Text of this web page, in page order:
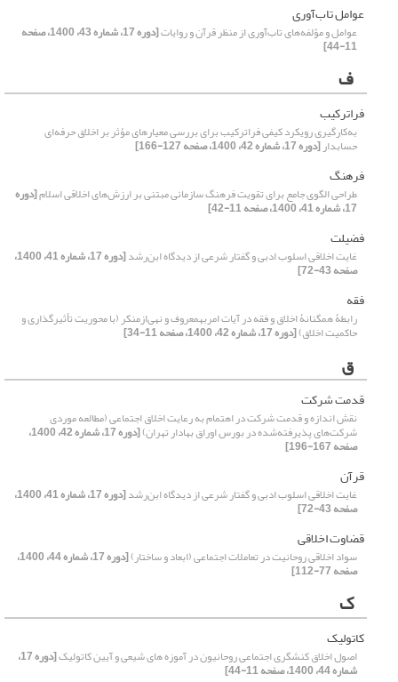
عوامل تاب‌آوری
عوامل و مؤلفه‌های تاب‌آوری از منظر قرآن و روایات [دوره 17، شماره 43، 1400، صفحه
11-44]
ف
فراترکیب
به‌کارگیری رویکرد کیفی فراترکیب برای بررسی معیارهای مؤثر بر اخلاق حرفه‌ای
حسابدار[دوره 17، شماره 42، 1400، صفحه 127-166]
فرهنگ
طراحی الگوی جامع برای تقویت فرهنگ ‌سازمانی مبتنی بر ارزش‌های اخلاقی اسلام[دوره
17، شماره 41، 1400، صفحه 11-42]
فضیلت
غایت اخلاقی اسلوب ادبی و گفتار شرعی از دیدگاه ابن‌رشد [دوره 17، شماره 41، 1400،
صفحه 43-72]
فقه
رابطۀ همگنانۀ اخلاق و فقه در آیات امربهمعروف و نهی‌ازمنکر (با محوریت تأثیرگذاری و
حاکمیت اخلاق)[دوره 17، شماره 42، 1400، صفحه 11-34]
ق
قدمت شرکت
نقش اندازه و قدمت شرکت در اهتمام به رعایت اخلاق اجتماعی (مطالعه موردی
شرکت‌های پذیرفته‌شده در بورس اوراق بهادار تهران) [دوره 17، شماره 42، 1400،
صفحه 167-196]
قرآن‌
غایت اخلاقی اسلوب ادبی و گفتار شرعی از دیدگاه ابن‌رشد [دوره 17، شماره 41، 1400،
صفحه 43-72]
قضاوت اخلاقی
سواد اخلاقی روحانیت در تعاملات اجتماعی (ابعاد و ساختار) [دوره 17، شماره 44، 1400،
صفحه 77-112]
ک
کاتولیک
اصول اخلاق کنشگری اجتماعی روحانیون در آموزه های شیعی و آیین کاتولیک [دوره 17،
شماره 44، 1400، صفحه 11-44]